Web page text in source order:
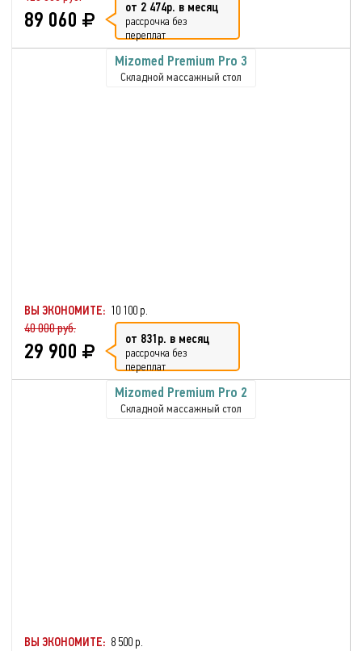
89 060 от 2 474р. в месяц
рассрочка без
переплат
Mizomed Premium Pro 3
Складной массажный стол
ВЫ ЭКОНОМИТЕ: 10 100 р.
40 000 руб.
29 900 от 831р. в месяц
рассрочка без
переплат
Mizomed Premium Pro 2
Складной массажный стол
ВЫ ЭКОНОМИТЕ: 8 500 р.